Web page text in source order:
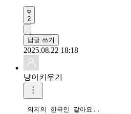
2
답글 쓰기
2025.08.22 18:18
냥이키우기
의지의 한국인 같아요..